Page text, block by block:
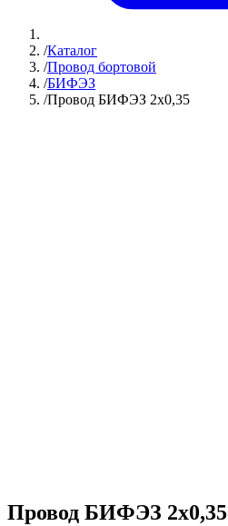
/Каталог
/Провод бортовой
/БИФЭЗ
/Провод БИФЭЗ 2х0,35
Провод БИФЭЗ 2х0,35